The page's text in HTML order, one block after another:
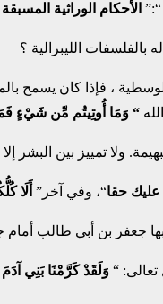
الأحكام الوراثية
بالفلسفات الليبرالية ؟
، فإذا كان يسمح
“ وَمَا أُوتِيتُم مِّن شَيْءٍ
ولا تمييز بين البشر إلا
حقا“، وفي آخر” أَلَا
رد بها جعفر بن أبي
“ وَلَقَدْ كَرَّمْنَا بَنِي